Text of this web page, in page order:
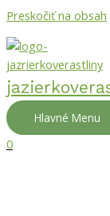
Preskočiť na obsah
Hlavné Menu
0